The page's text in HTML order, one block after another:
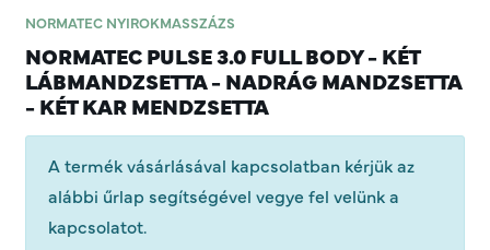
NORMATEC NYIROKMASSZÁZS
NORMATEC PULSE 3.0 FULL BODY - KÉT
LÁBMANDZSETTA - NADRÁG MANDZSETTA
- KÉT KAR MENDZSETTA
A termék vásárlásával kapcsolatban kérjük az
alábbi űrlap segítségével vegye fel velünk a
kapcsolatot.